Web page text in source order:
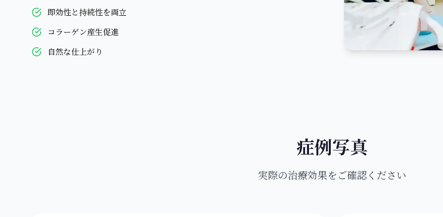
即効性と持続性を両立
コラーゲン産生促進
自然な仕上がり
症例写真
実際の治療効果をご確認ください